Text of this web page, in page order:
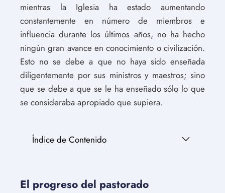
mientras la Iglesia ha estado aumentando
constantemente en número de miembros e
influencia durante los últimos años, no ha hecho
ningún gran avance en conocimiento o civilización.
Esto no se debe a que no haya sido enseñada
diligentemente por sus ministros y maestros; sino
que se debe a que se le ha enseñado sólo lo que
se consideraba apropiado que supiera.
Índice de Contenido
El progreso del pastorado